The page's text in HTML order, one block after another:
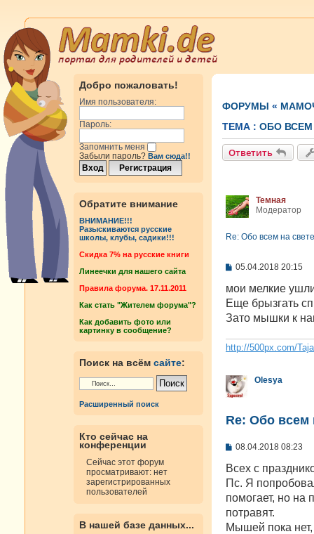
Добро пожаловать!
Имя пользователя:
Пароль:
Запомнить меня
Забыли пароль? Вам сюда!!
Обратите внимание
ВНИМАНИЕ!!!
Разыскиваются русские
школы, клубы, садики!!!
Cкидка 7% на русские книги
Линеечки для нашего сайта
Правила форума. 17.11.2011
Как стать "Жителем форума"?
Как добавить фото или
картинку в сообщение?
Поиск на всём сайте:
Расширенный поиск
Кто сейчас на
конференции
Сейчас этот форум
просматривают: нет
зарегистрированных
пользователей
В нашей базе данных...
ФОРУМЫ «
ТЕМА : OБО ВСЕМ
Ответить
Темная
Модератор
Re: Oбо всем на
С
о
щ
е
е
05.04.2018 20:15
мои мелкие
Еще брызгать
Зато мышки к
http://500px.com/
Olesya
Re: Oбо всем
С
о
щ
е
и
е
08.04.2018 08:23
Всех с
Пс. Я
помогает, но на
потравят.
Мышей пока